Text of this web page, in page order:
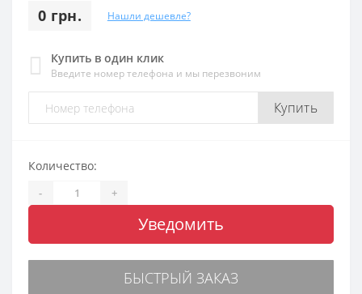
0 грн. Нашли дешевле?
Купить в один клик
Введите номер телефона и мы перезвоним
Купить
Количество:
- +
Уведомить
БЫСТРЫЙ ЗАКАЗ